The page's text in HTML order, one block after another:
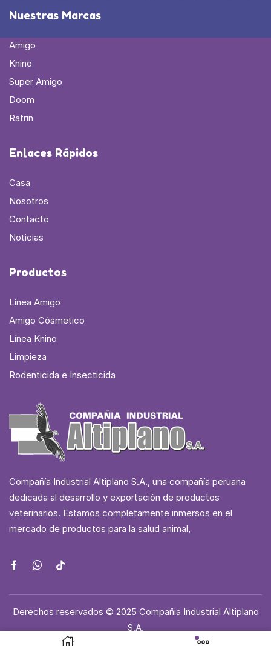
Nuestras Marcas
Amigo
Knino
Super Amigo
Doom
Ratrin
Enlaces Rápidos
Casa
Nosotros
Contacto
Noticias
Productos
Línea Amigo
Amigo Cósmetico
Línea Knino
Limpieza
Rodenticida e Insecticida
Compañía Industrial Altiplano S.A., una compañía peruana
dedicada al desarrollo y exportación de productos
veterinarios. Estamos completamente inmersos en el
mercado de productos para la salud animal,
Derechos reservados © 2025 Compañia Industrial Altiplano
S.A.